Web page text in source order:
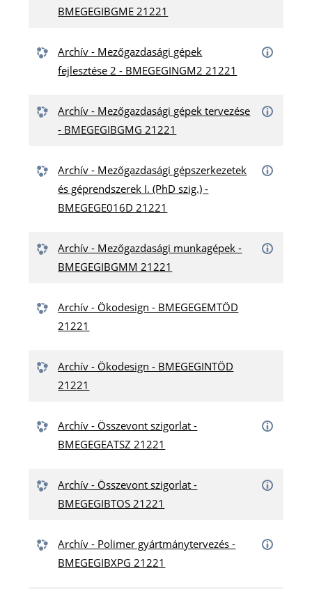
BMEGEGIBGME 21221
Archív - Mezőgazdasági gépek
fejlesztése 2 - BMEGEGINGM2 21221
Archív - Mezőgazdasági gépek tervezése
- BMEGEGIBGMG 21221
Archív - Mezőgazdasági gépszerkezetek
és géprendszerek I. (PhD szig.) -
BMEGEGE016D 21221
Archív - Mezőgazdasági munkagépek -
BMEGEGIBGMM 21221
Archív - Ökodesign - BMEGEGEMTÖD
21221
Archív - Ökodesign - BMEGEGINTÖD
21221
Archív - Összevont szigorlat -
BMEGEGEATSZ 21221
Archív - Összevont szigorlat -
BMEGEGIBTOS 21221
Archív - Polimer gyártmánytervezés -
BMEGEGIBXPG 21221